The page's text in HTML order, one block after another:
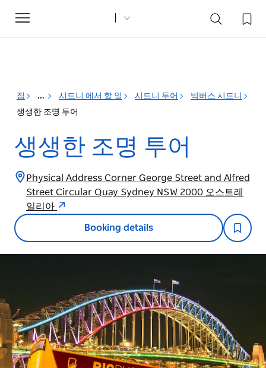
Toggle
navigation
집 ... 시드니 에서 할 일 시드니 투어
빅버스 시드니
생생한 조명 투어
생생한 조명 투어
Physical Address Corner George Street and Alfred
Street Circular Quay Sydney NSW 2000 오스트레
일리아
Booking details